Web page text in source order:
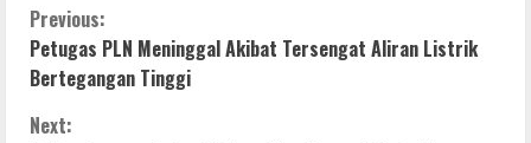
C
o
n
Previous:
Petugas PLN Meninggal Akibat Tersengat Aliran Listrik
Bertegangan Tinggi
Next: